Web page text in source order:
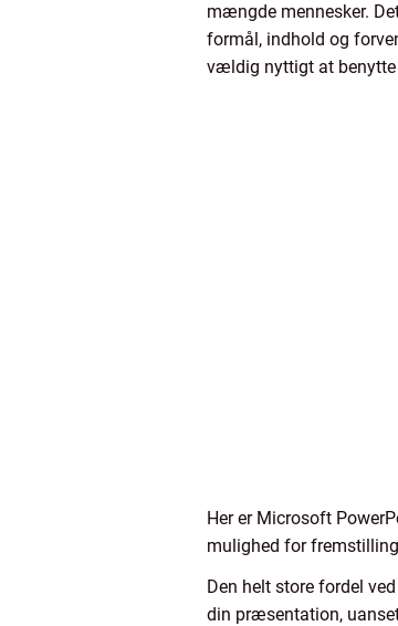
mængde mennesker.
formål, indhold og
vældig nyttigt at benytte
Her er Microsoft
mulighed for
Den helt store fordel
din præsentation,